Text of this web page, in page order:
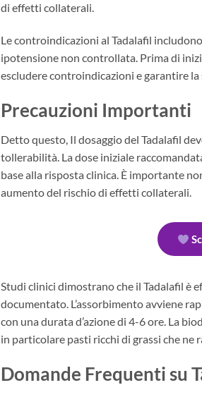
di effetti collaterali.
Le controindicazioni al Tadalafil
ipotensione non controllata. Prima di
escludere controindicazioni e garantire la
Precauzioni Importanti
Detto questo, Il dosaggio del Tadalafil
tollerabilità. La dose iniziale
base alla risposta clinica. È importante
aumento del rischio di effetti collaterali.
Studi clinici dimostrano che il Tadalafil è
documentato. L’assorbimento avviene
con una durata d’azione di 4-6 ore. La
in particolare pasti ricchi di grassi che ne
Domande Frequenti su